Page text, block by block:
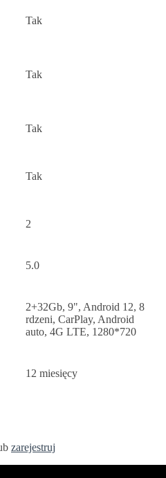
Tak
Tak
Tak
Tak
2
5.0
2+32Gb, 9", Android 12, 8
rdzeni, CarPlay, Android
auto, 4G LTE, 1280*720
12 miesięcy
zarejestruj